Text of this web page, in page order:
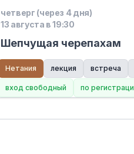
четверг (через 4 дня)
13 августа в 19:30
Шепчущая черепахам
Нетания лекция встреча
вход свободный по